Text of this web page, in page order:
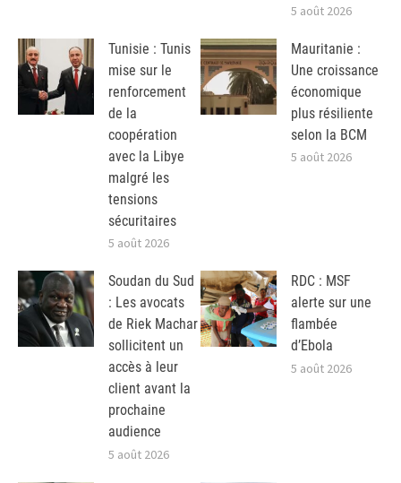
5 août 2026
Tunisie : Tunis
mise sur le
renforcement
de la
coopération
avec la Libye
malgré les
tensions
sécuritaires
5 août 2026
Mauritanie :
Une croissance
économique
plus résiliente
selon la BCM
5 août 2026
Soudan du Sud
: Les avocats
de Riek Machar
sollicitent un
accès à leur
client avant la
prochaine
audience
5 août 2026
RDC : MSF
alerte sur une
flambée
d’Ebola
5 août 2026